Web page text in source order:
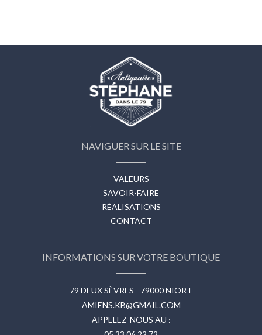
NAVIGUER SUR LE SITE
VALEURS
SAVOIR-FAIRE
RÉALISATIONS
CONTACT
INFORMATIONS SUR VOTRE BOUTIQUE
79 DEUX SÈVRES - 79000 NIORT
AMIENS.KB@GMAIL.COM
APPELEZ-NOUS AU :